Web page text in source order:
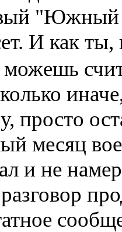
"Южный
И как
просто
месяц
и не